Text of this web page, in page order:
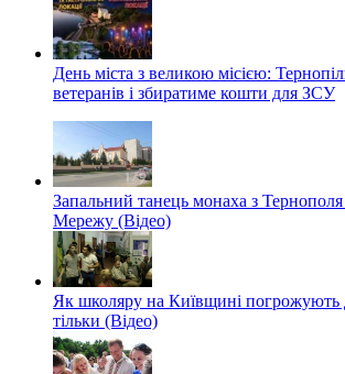
День міста з великою місією:
ветеранів і збиратиме кошти для ЗСУ
Запальний танець монаха з Тернополя
Мережу (Відео)
Як школяру на Київщині погрожують
тільки (Відео)